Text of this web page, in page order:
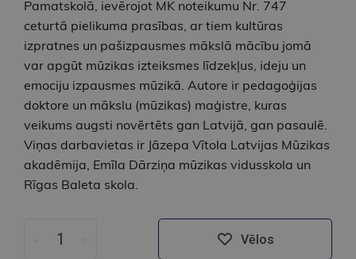
Pamatskolā, ievērojot MK noteikumu Nr. 747
ceturtā pielikuma prasības, ar tiem kultūras
izpratnes un pašizpausmes mākslā mācību jomā
var apgūt mūzikas izteiksmes līdzekļus, ideju un
emociju izpausmes mūzikā. Autore ir pedagoģijas
doktore un mākslu (mūzikas) maģistre, kuras
veikums augsti novērtēts gan Latvijā, gan pasaulē.
Viņas darbavietas ir Jāzepa Vītola Latvijas Mūzikas
akadēmija, Emīla Dārziņa mūzikas vidusskola un
Rīgas Baleta skola.
Vēlos